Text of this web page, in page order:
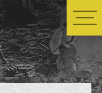
メニュー